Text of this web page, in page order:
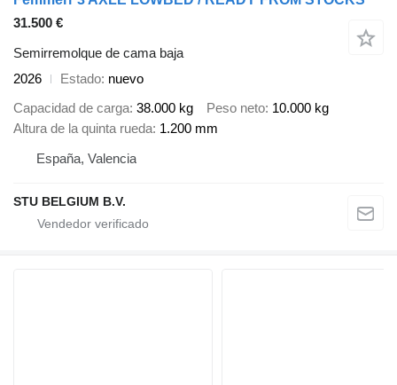
31.500 €
Semirremolque de cama baja
2026
Estado nuevo
Capacidad de carga 38.000 kg Peso neto 10.000 kg
Altura de la quinta rueda 1.200 mm
España, Valencia
STU BELGIUM B.V.